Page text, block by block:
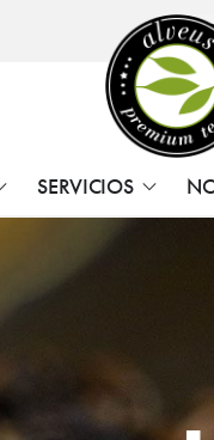
SERVICIOS